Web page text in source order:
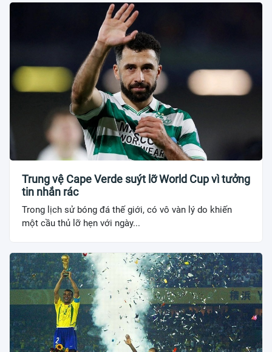
Trung vệ Cape Verde suýt lỡ World Cup vì tưởng
tin nhắn rác
Trong lịch sử bóng đá thế giới, có vô vàn lý do khiến
một cầu thủ lỡ hẹn với ngày...